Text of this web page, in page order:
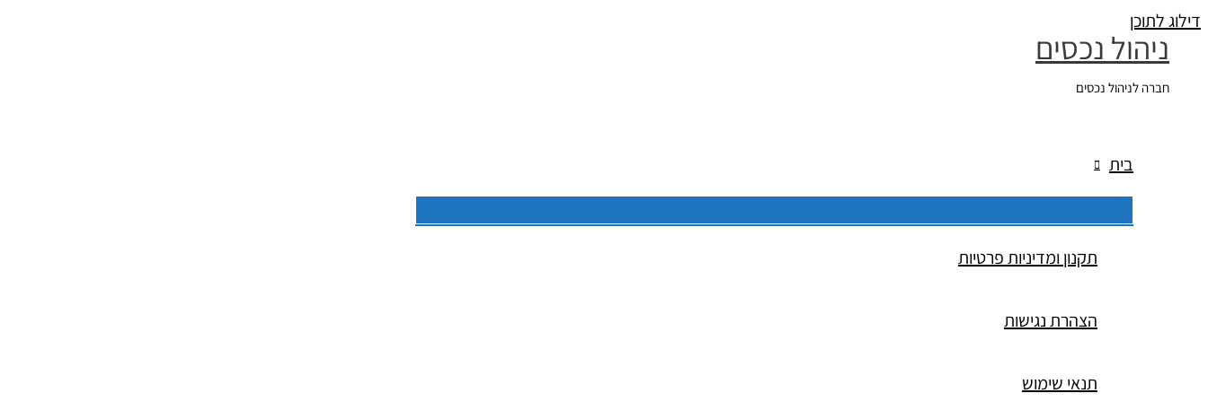
דילוג לתוכן
ניהול נכסים
חברה לניהול נכסים
בית
תקנון ומדיניות פרטיות
הצהרת נגישות
תנאי שימוש